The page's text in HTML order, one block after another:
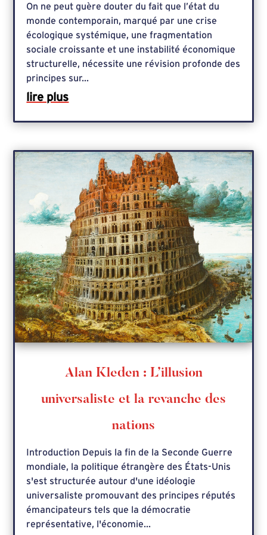
On ne peut guère douter du fait que l’état du
monde contemporain, marqué par une crise
écologique systémique, une fragmentation
sociale croissante et une instabilité économique
structurelle, nécessite une révision profonde des
principes sur...
lire plus
Alan Kleden : L’illusion
universaliste et la revanche des
nations
Introduction Depuis la fin de la Seconde Guerre
mondiale, la politique étrangère des États-Unis
s'est structurée autour d'une idéologie
universaliste promouvant des principes réputés
émancipateurs tels que la démocratie
représentative, l'économie...